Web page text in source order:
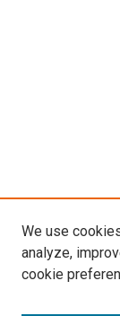
We use
analyze,
cookie